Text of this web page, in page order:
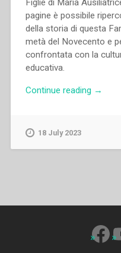
pagine è possibile
della storia di questa
metà del Novecento e
confrontata con la
educativa.
Continue reading “Mara
“Da
Profilo
→
18 July 2023